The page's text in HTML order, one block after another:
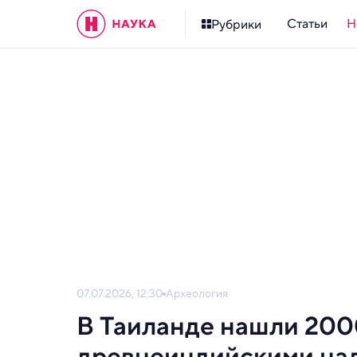
Рубрики Статьи
07.07.2026, 12:30 Археология
В Таиланде нашли